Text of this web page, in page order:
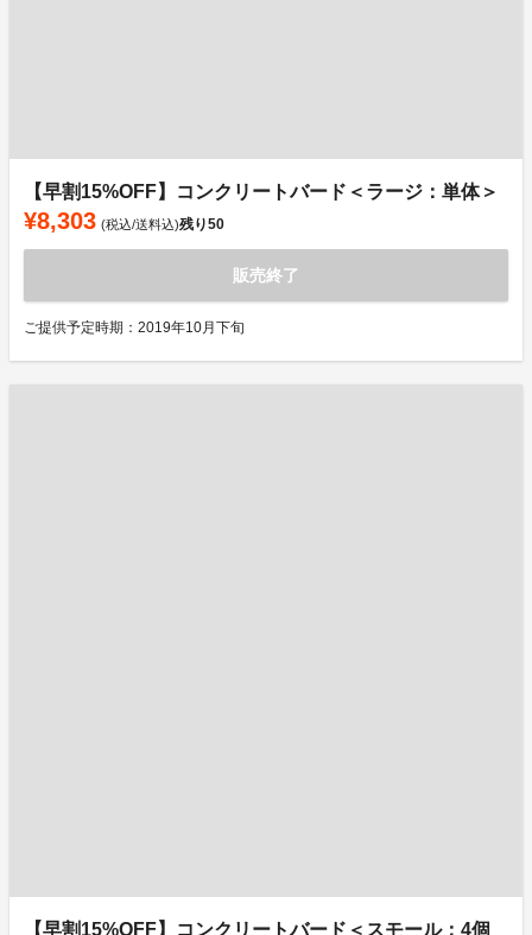
【早割15%OFF】コンクリートバード＜ラージ：単体＞
¥8,303 (税込/送料込)残り50
販売終了
ご提供予定時期：2019年10月下旬
【早割15%OFF】コンクリートバード＜スモール：4個